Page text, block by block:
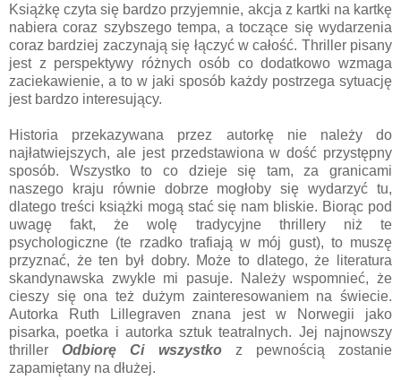
Książkę czyta się bardzo przyjemnie, akcja z kartki na kartkę
nabiera coraz szybszego tempa, a toczące się wydarzenia
coraz bardziej zaczynają się łączyć w całość. Thriller pisany
jest z perspektywy różnych osób co dodatkowo wzmaga
zaciekawienie, a to w jaki sposób każdy postrzega sytuację
jest bardzo interesujący.
Historia przekazywana przez autorkę nie należy do
najłatwiejszych, ale jest przedstawiona w dość przystępny
sposób. Wszystko to co dzieje się tam, za granicami
naszego kraju równie dobrze mogłoby się wydarzyć tu,
dlatego treści książki mogą stać się nam bliskie. Biorąc pod
uwagę fakt, że wolę tradycyjne thrillery niż te
psychologiczne (te rzadko trafiają w mój gust), to muszę
przyznać, że ten był dobry. Może to dlatego, że literatura
skandynawska zwykle mi pasuje. Należy wspomnieć, że
cieszy się ona też dużym zainteresowaniem na świecie.
Autorka Ruth Lillegraven znana jest w Norwegii jako
pisarka, poetka i autorka sztuk teatralnych. Jej najnowszy
thrillerOdbiorę Ci wszystkoz pewnością zostanie
zapamiętany na dłużej.